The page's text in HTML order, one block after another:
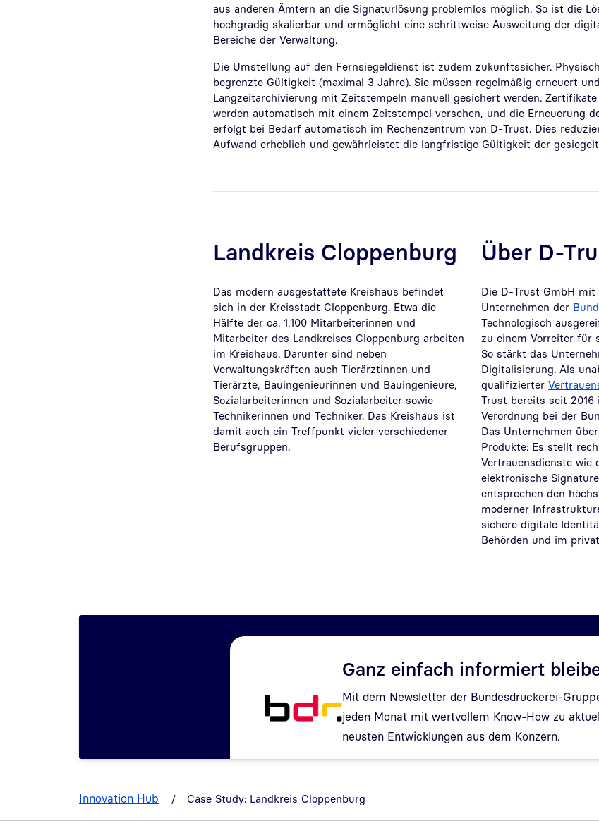
aus anderen Ämtern an die Signaturlösung problemlos möglich. So ist die
hochgradig skalierbar und ermöglicht eine schrittweise Ausweitung der
Bereiche der Verwaltung.
Die Umstellung auf den Fernsiegeldienst ist zudem zukunftssicher.
begrenzte Gültigkeit (maximal 3 Jahre). Sie müssen regelmäßig erneuert
Langzeitarchivierung mit Zeitstempeln manuell gesichert werden.
werden automatisch mit einem Zeitstempel versehen, und die Erneuerung
erfolgt bei Bedarf automatisch im Rechenzentrum von D-Trust. Dies
Aufwand erheblich und gewährleistet die langfristige Gültigkeit der
Landkreis Cloppenburg
Das modern ausgestattete Kreishaus befindet
sich in der Kreisstadt Cloppenburg. Etwa die
Hälfte der ca. 1.100 Mitarbeiterinnen und
Mitarbeiter des Landkreises Cloppenburg arbeiten
im Kreishaus. Darunter sind neben
Verwaltungskräften auch Tierärztinnen und
Tierärzte, Bauingenieurinnen und Bauingenieure,
Sozialarbeiterinnen und Sozialarbeiter sowie
Technikerinnen und Techniker. Das Kreishaus ist
damit auch ein Treffpunkt vieler verschiedener
Berufsgruppen.
Über D-
Die D-Trust GmbH
Unternehmen der
Technologisch
zu einem Vorreiter für
So stärkt das
Digitalisierung. Als
qualifizierter
Trust bereits seit 2016
Verordnung bei der
Das Unternehmen
Produkte: Es stellt
Vertrauensdienste wie
elektronische
entsprechen den
moderner
sichere digitale
Behörden und im
Ganz einfach informiert
Mit dem Newsletter der Bundesdruckerei-
jeden Monat mit wertvollem Know-How zu
neusten Entwicklungen aus dem Konzern.
Innovation Hub Case Study: Landkreis Cloppenburg